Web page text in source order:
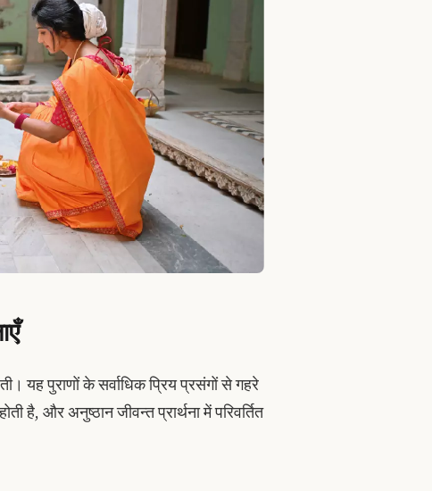
यह पुराणों के सर्वाधिक प्रिय प्रसंगों से गहरे
है, और अनुष्ठान जीवन्त प्रार्थना में परिवर्तित